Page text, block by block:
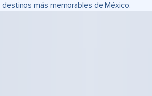
más memorables de México.